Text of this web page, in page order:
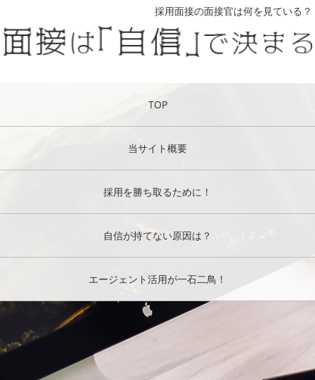
採用面接の面接官は何を見ている？
TOP
当サイト概要
採用を勝ち取るために！
自信が持てない原因は？
エージェント活用が一石二鳥！